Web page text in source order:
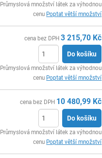
Průmyslová množství látek za výhodnou
cenu Poptat větší množství
cena bez DPH 3 215,70 Kč
Do košíku
Průmyslová množství látek za výhodnou
cenu Poptat větší množství
cena bez DPH 10 480,99 Kč
Do košíku
Průmyslová množství látek za výhodnou
cenu Poptat větší množství